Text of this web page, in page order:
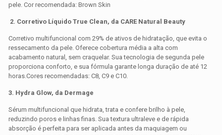
pele. Cor recomendada: Brown Skin
2. Corretivo Líquido True Clean, da CARE Natural Beauty
Corretivo multifuncional com 29% de ativos de hidratação, que evita o
ressecamento da pele. Oferece cobertura média a alta com
acabamento natural, sem craquelar. Sua tecnologia de segunda pele
proporciona conforto, e sua fórmula garante longa duração de até 12
horas.Cores recomendadas: C8, C9 e C10.
3. Hydra Glow, da Dermage
Sérum multifuncional que hidrata, trata e confere brilho à pele,
reduzindo poros e linhas finas. Sua textura ultraleve e de rápida
absorção é perfeita para ser aplicada antes da maquiagem ou